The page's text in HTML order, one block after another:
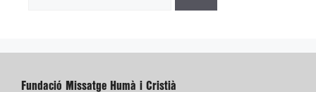
Fundació Missatge Humà i Cristià